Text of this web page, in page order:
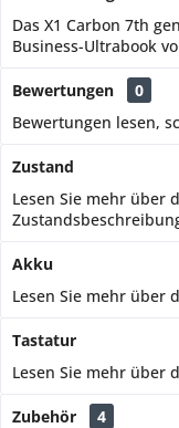
Das X1 Carbon 7th
Business-Ultrabook
Bewertungen
0
Bewertungen lesen,
Zustand
Lesen Sie mehr über
Akku
Lesen Sie mehr über
Tastatur
Lesen Sie mehr über
Zubehör 4